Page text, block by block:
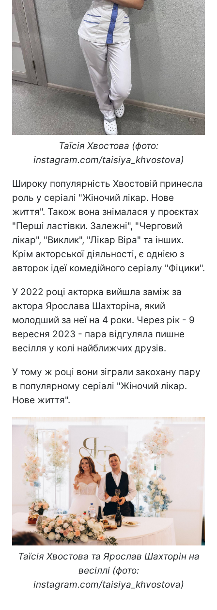
Таїсія Хвостова (фото:
instagram.com/taisiya_khvostova)
Широку популярність Хвостовій принесла
роль у серіалі "Жіночий лікар. Нове
життя". Також вона знімалася у проєктах
"Перші ластівки. Залежні", "Черговий
лікар", "Виклик", "Лікар Віра" та інших.
Крім акторської діяльності, є однією з
авторок ідеї комедійного серіалу "Фіцики".
У 2022 році акторка вийшла заміж за
актора Ярослава Шахторіна, який
молодший за неї на 4 роки. Через рік - 9
вересня 2023 - пара відгуляла пишне
весілля у колі найближчих друзів.
У тому ж році вони зіграли закохану пару
в популярному серіалі "Жіночий лікар.
Нове життя".
Таїсія Хвостова та Ярослав Шахторін на
весіллі (фото:
instagram.com/taisiya_khvostova)